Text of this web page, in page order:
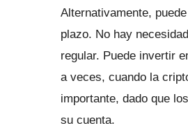
Alternativamente,
plazo. No hay
regular. Puede invertir
a veces, cuando la
importante, dado que
su cuenta.